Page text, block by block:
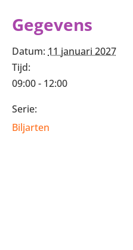
Gegevens
Datum: 11 januari 2027
Tijd:
09:00 - 12:00
Serie:
Biljarten